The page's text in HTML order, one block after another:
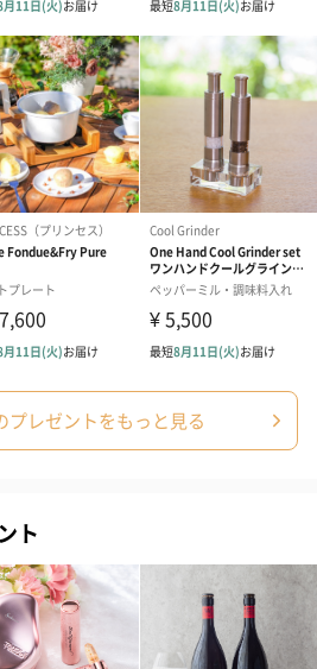
グバンド】
ゴム
ンシェイカー】
プロピレン
テンレス
グバンド】
・180mm
シェイカー】
高さ210mm
グバンド】
ンシェイカー】
グバンド】
角い紙箱
シェイカー】
ングバンド本体×1
グブック×1
シェイカー
プレゼントをもっと見る
ト